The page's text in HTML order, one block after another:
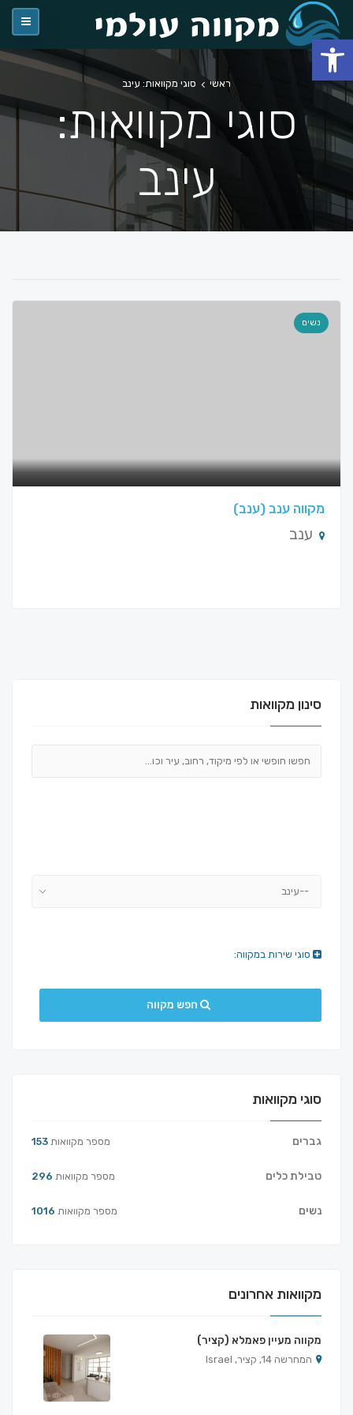
ראשי סוגי מקוואות: עינב
סוגי מקוואות:
עינב
נשים
מקווה ענב (ענב)
ענב
סינון מקוואות
--עינב
סוגי שירות במקווה:
חפש מקווה
סוגי מקוואות
גברים 153 מספר מקוואות
טבילת כלים 296 מספר מקוואות
נשים 1016 מספר מקוואות
מקוואות אחרונים
מקווה מעיין פאמלא (קציר)
המחרשה 14, קציר, Israel
פתח סרגל נגישות